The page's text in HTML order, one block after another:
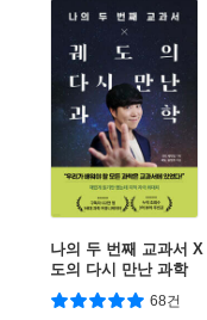
나의 두 번째 교과서 X
도의 다시 만난 과학
68건